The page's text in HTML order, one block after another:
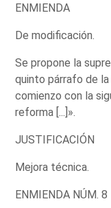
ENMIENDA
De modificación.
Se propone la
quinto párrafo de
comienzo con la
reforma [...]».
JUSTIFICACIÓN
Mejora técnica.
ENMIENDA NÚM. 8